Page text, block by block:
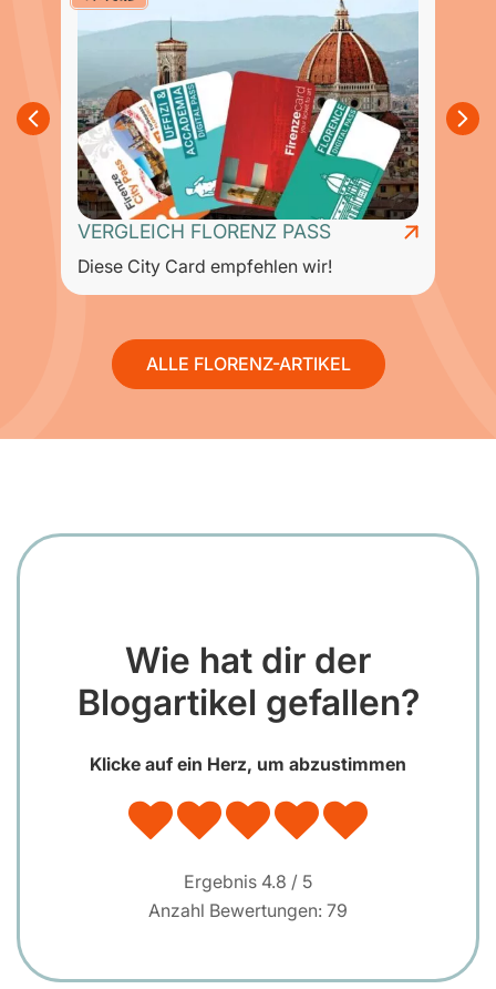
VERGLEICH FLORENZ PASS
Diese City Card empfehlen wir!
ALLE FLORENZ-ARTIKEL
Wie hat dir der
Blogartikel gefallen?
Klicke auf ein Herz, um abzustimmen
Ergebnis 4.8 / 5
Anzahl Bewertungen: 79